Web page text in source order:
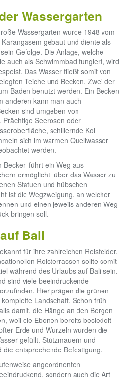
Wassergarten
Wassergarten wurde 1948 vom
gebaut und diente als
Gefolge. Die Anlage, welche
auch als Schwimmbad fungiert, wird
Das Wasser fließt somit von
Teiche und Becken. Zwei der
Baden benutzt werden. Ein Becken
anderen kann man auch
sind umgeben von
Prächtige Seerosen oder
schillernde Koi
sich im warmen Quellwasser
werden.
Becken führt ein Weg aus
ermöglicht, über das Wasser zu
Statuen und hübschen
ist die Wegzweigung, an welcher
und einen jeweils anderen Weg
bringen soll.
Bali
für ihre zahlreichen Reisfelder.
Reisterrassen sollte somit
während des Urlaubs auf Bali sein.
sind viele beeindruckende
Hier prägen die grünen
Landschaft. Schon früh
damit, die Hänge an den Bergen
weil die Ebenen bereits besiedelt
Erde und Wurzeln wurden die
gefüllt. Stützmauern und
die entsprechende Befestigung.
angeordnenten
sondern auch die Art